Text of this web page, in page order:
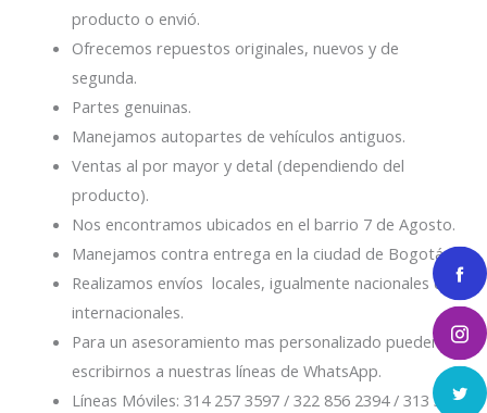
producto o envió.
Ofrecemos repuestos originales, nuevos y de
segunda.
Partes genuinas.
Manejamos autopartes de vehículos antiguos.
Ventas al por mayor y detal (dependiendo del
producto).
Nos encontramos ubicados en el barrio 7 de Agosto.
Manejamos contra entrega en la ciudad de Bogotá.
Realizamos envíos locales, igualmente nacionales e
internacionales.
Para un asesoramiento mas personalizado pueden
escribirnos a nuestras líneas de WhatsApp.
Líneas Móviles: 314 257 3597 / 322 856 2394 / 313 334